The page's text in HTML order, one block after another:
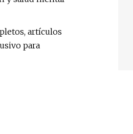
artículos
para